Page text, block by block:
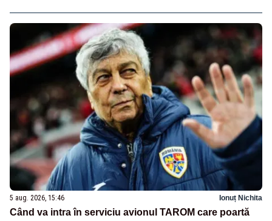
5 aug. 2026, 15:46 Ionuț Nichita
Când va intra în serviciu avionul TAROM care poartă